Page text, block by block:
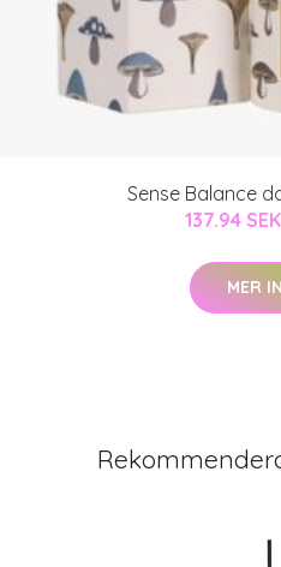
Sense Balance
137.94 SEK
MER